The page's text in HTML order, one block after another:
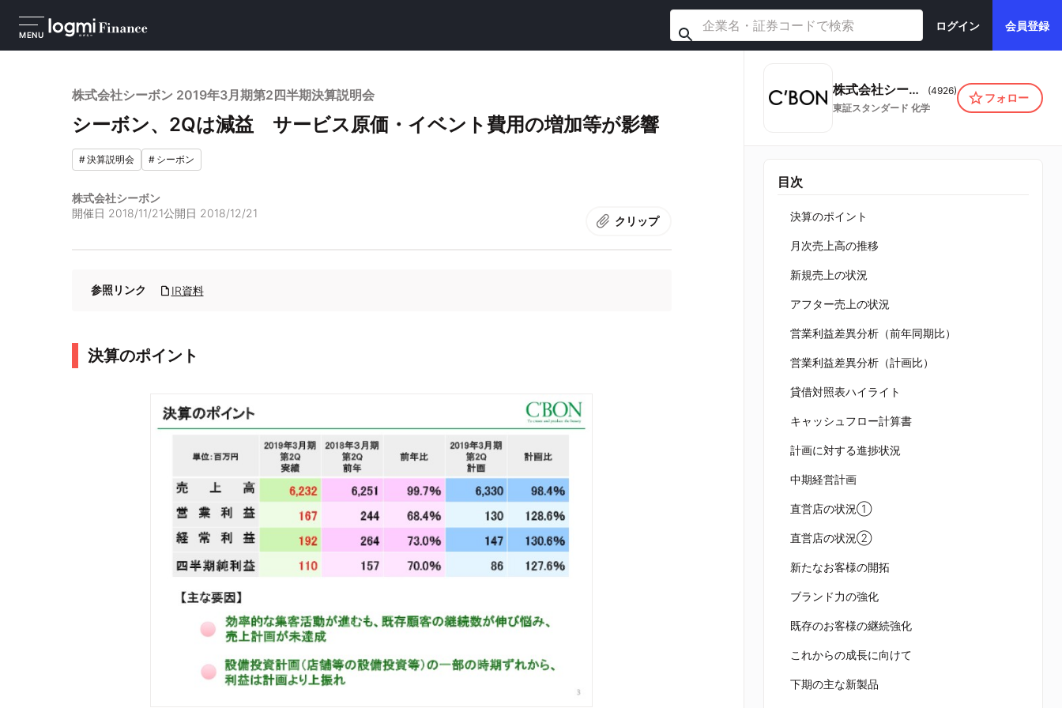
MENU
ログイン 会員登録
株式会社シーボン 2019年3月期第2四半期決算説明会
シーボン、2Qは減益 サービス原価・イベント費用の増加等が影響
#決算説明会 # シーボン
株式会社シーボン
開催日 2018/11/21公開日 2018/12/21
クリップ
参照リンク IR資料
決算のポイント
株式会社シーボン (4926)
東証スタンダード 化学
フォロー
目次
決算のポイント
月次売上高の推移
新規売上の状況
アフター売上の状況
営業利益差異分析（前年同期比）
営業利益差異分析（計画比）
貸借対照表ハイライト
キャッシュフロー計算書
計画に対する進捗状況
中期経営計画
直営店の状況①
直営店の状況②
新たなお客様の開拓
ブランド力の強化
既存のお客様の継続強化
これからの成長に向けて
下期の主な新製品